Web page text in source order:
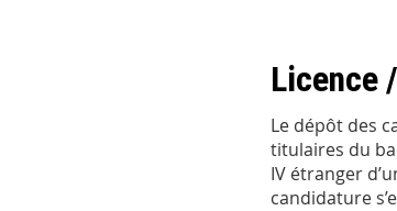
Licence
Le dépôt des
titulaires du
IV étranger
candidature